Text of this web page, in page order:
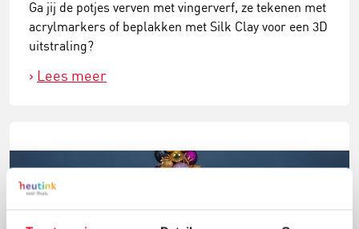
Ga jij de potjes verven met vingerverf, ze tekenen met
acrylmarkers of beplakken met Silk Clay voor een 3D
uitstraling?
Lees meer